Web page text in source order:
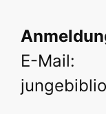
E-Mail: